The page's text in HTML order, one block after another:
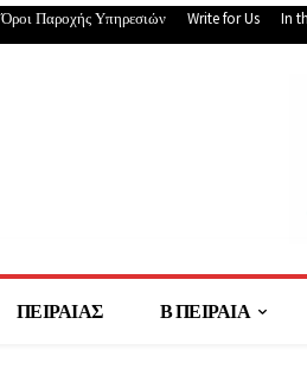
Όροι Παροχής Υπηρεσιών Write for Us In
ΠΕΙΡΑΙΑΣ Β ΠΕΙΡΑΙΑ